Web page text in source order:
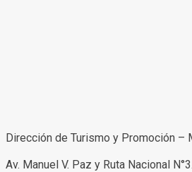
Dirección de Turismo y Promoción –
Av. Manuel V. Paz y Ruta Nacional